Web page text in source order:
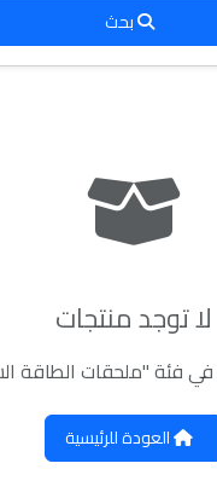
بحث
لا توجد منتجات
في فئة "ملحقات الطاقة
العودة للرئيسية